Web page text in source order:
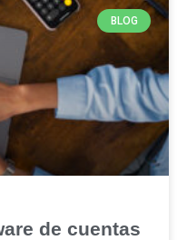
BLOG
de cuentas